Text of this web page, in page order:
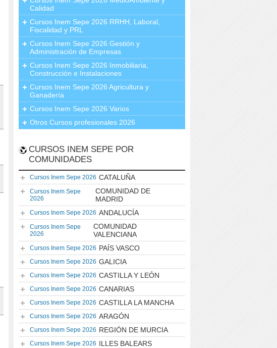
Calidad
Cursos Inem Sepe 2026 RRHH, Laboral,
Fiscalidad y PRL
Cursos Inem Sepe 2026 Gestión y
Administración de Empresas
Cursos Inem Sepe 2026 Inmobiliaria,
Construcción e Instalaciones
Cursos Inem Sepe 2026 Agricultura y
Ganadería
Cursos Inem Sepe 2026 Varios
Otros Cursos profesionales 2026
CURSOS INEM SEPE POR
COMUNIDADES
Cursos Inem Sepe 2026 CATALUÑA
Cursos Inem Sepe
2026
COMUNIDAD DE
MADRID
Cursos Inem Sepe 2026 ANDALUCÍA
Cursos Inem Sepe
2026
COMUNIDAD
VALENCIANA
Cursos Inem Sepe 2026 PAÍS VASCO
Cursos Inem Sepe 2026 GALICIA
Cursos Inem Sepe 2026 CASTILLA Y LEÓN
Cursos Inem Sepe 2026 CANARIAS
Cursos Inem Sepe 2026 CASTILLA LA MANCHA
Cursos Inem Sepe 2026 ARAGÓN
Cursos Inem Sepe 2026 REGIÓN DE MURCIA
Cursos Inem Sepe 2026 ILLES BALEARS